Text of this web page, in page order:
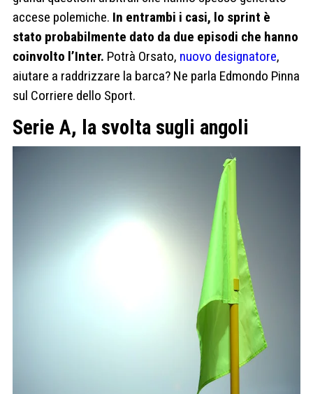
accese polemiche. In entrambi i casi, lo sprint è
stato probabilmente dato da due episodi che hanno
coinvolto l’Inter. Potrà Orsato, nuovo designatore,
aiutare a raddrizzare la barca? Ne parla Edmondo Pinna
sul Corriere dello Sport.
Serie A, la svolta sugli angoli